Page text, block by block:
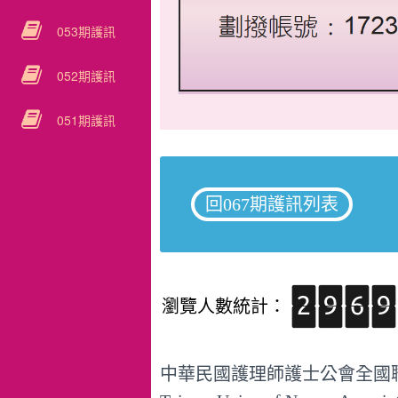
053期護訊
052期護訊
051期護訊
回067期護訊列表
瀏覽人數統計：
中華民國護理師護士公會全國